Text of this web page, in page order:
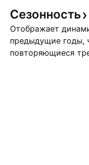
Сезонность
Отображает
предыдущие годы,
повторяющиеся